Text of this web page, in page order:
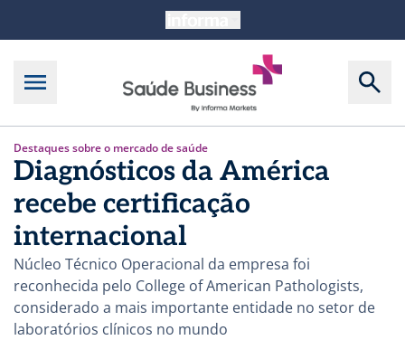
Destaques sobre o mercado de saúde
Diagnósticos da América
recebe certificação
internacional
Núcleo Técnico Operacional da empresa foi
reconhecida pelo College of American Pathologists,
considerado a mais importante entidade no setor de
laboratórios clínicos no mundo